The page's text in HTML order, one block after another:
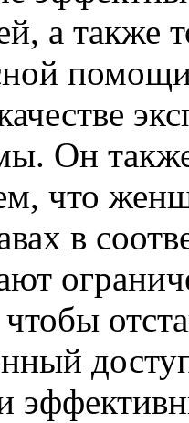
а также
Он
что
в